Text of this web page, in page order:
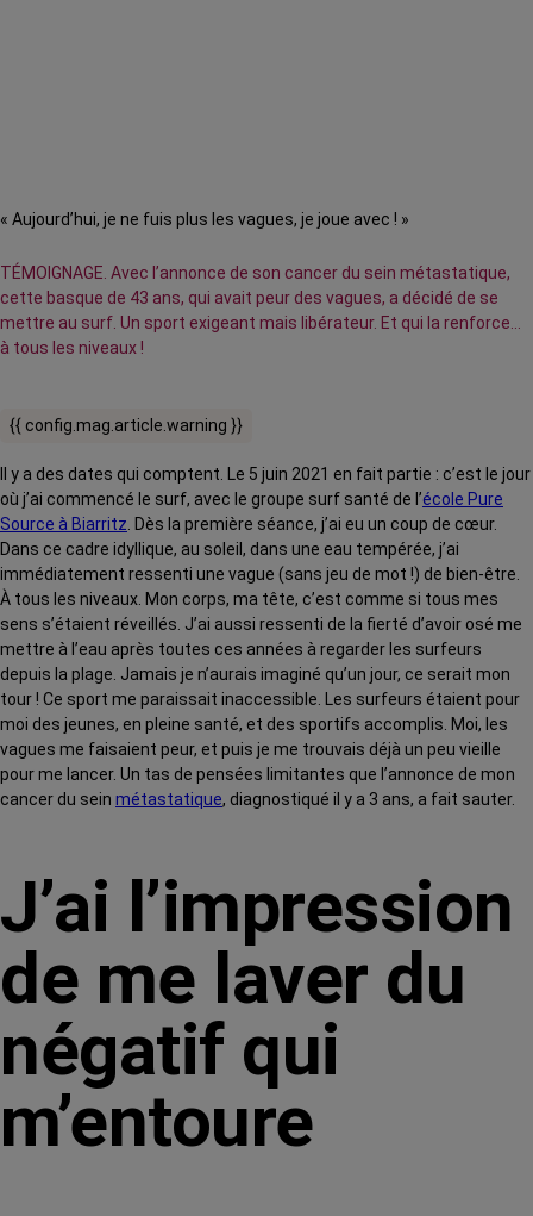
« Aujourd’hui, je ne fuis plus les vagues, je joue avec ! »
TÉMOIGNAGE. Avec l’annonce de son cancer du sein métastatique,
cette basque de 43 ans, qui avait peur des vagues, a décidé de se
mettre au surf. Un sport exigeant mais libérateur. Et qui la renforce…
à tous les niveaux !
{{ config.mag.article.warning }}
Il y a des dates qui comptent. Le 5 juin 2021 en fait partie : c’est le jour
où j’ai commencé le surf, avec le groupe surf santé de l’école Pure
Source à Biarritz . Dès la première séance, j’ai eu un coup de cœur.
Dans ce cadre idyllique, au soleil, dans une eau tempérée, j’ai
immédiatement ressenti une vague (sans jeu de mot !) de bien-être.
À tous les niveaux. Mon corps, ma tête, c’est comme si tous mes
sens s’étaient réveillés. J’ai aussi ressenti de la fierté d’avoir osé me
mettre à l’eau après toutes ces années à regarder les surfeurs
depuis la plage. Jamais je n’aurais imaginé qu’un jour, ce serait mon
tour ! Ce sport me paraissait inaccessible. Les surfeurs étaient pour
moi des jeunes, en pleine santé, et des sportifs accomplis. Moi, les
vagues me faisaient peur, et puis je me trouvais déjà un peu vieille
pour me lancer. Un tas de pensées limitantes que l’annonce de mon
cancer du sein métastatique, diagnostiqué il y a 3 ans, a fait sauter.
J’ai l’impression
de me laver du
négatif qui
m’entoure